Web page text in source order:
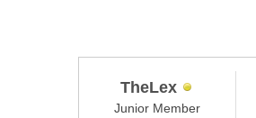
TheLex
Junior Member